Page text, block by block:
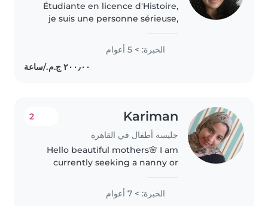
Étudiante en licence d'Histoire,
je suis une personne sérieuse,
deux petits frères, j'ai l'habitude
de m'occuper d'enfants au
quotidien et j'apprécie..
الخبرة: > 5 أعوام
Kariman
جليسة أطفال في القاهرة
2
Hello beautiful mothers🌸 I am
currently seeking a nanny or
years in childcare and nanny
services, Stay out daily or
الخبرة: > 7 أعوام